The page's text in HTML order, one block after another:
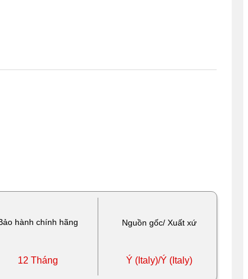
hành chính hãng Nguồn gốc/ Xuất xứ
12 Tháng Ý (Italy)/Ý (Italy)